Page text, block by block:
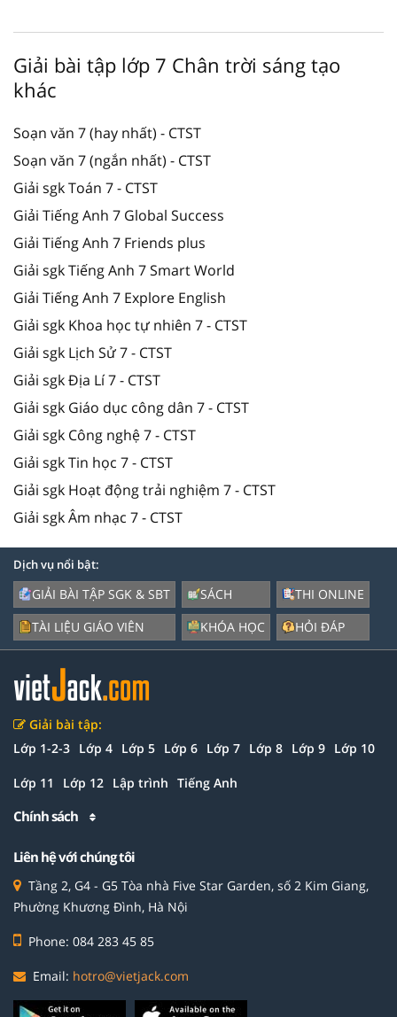
Giải bài tập lớp 7 Chân trời sáng tạo
khác
Soạn văn 7 (hay nhất) - CTST
Soạn văn 7 (ngắn nhất) - CTST
Giải sgk Toán 7 - CTST
Giải Tiếng Anh 7 Global Success
Giải Tiếng Anh 7 Friends plus
Giải sgk Tiếng Anh 7 Smart World
Giải Tiếng Anh 7 Explore English
Giải sgk Khoa học tự nhiên 7 - CTST
Giải sgk Lịch Sử 7 - CTST
Giải sgk Địa Lí 7 - CTST
Giải sgk Giáo dục công dân 7 - CTST
Giải sgk Công nghệ 7 - CTST
Giải sgk Tin học 7 - CTST
Giải sgk Hoạt động trải nghiệm 7 - CTST
Giải sgk Âm nhạc 7 - CTST
Dịch vụ nổi bật:
GIẢI BÀI TẬP SGK & SBT
TÀI LIỆU GIÁO VIÊN
SÁCH
KHÓA HỌC
THI ONLINE
HỎI ĐÁP
Giải bài tập:
Lớp 1-2-3 Lớp 4 Lớp 5 Lớp 6 Lớp 7 Lớp 8 Lớp 9 Lớp 10
Lớp 11 Lớp 12 Lập trình Tiếng Anh
Chính sách
Liên hệ với chúng tôi
Tầng 2, G4 - G5 Tòa nhà Five Star Garden, số 2 Kim Giang,
Phường Khương Đình, Hà Nội
Phone: 084 283 45 85
Email: hotro@vietjack.com